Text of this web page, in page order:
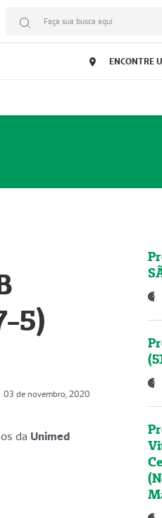
Faça sua busca aqui
ENCONTRE
5)
03 de novembro, 2020
da Unimed